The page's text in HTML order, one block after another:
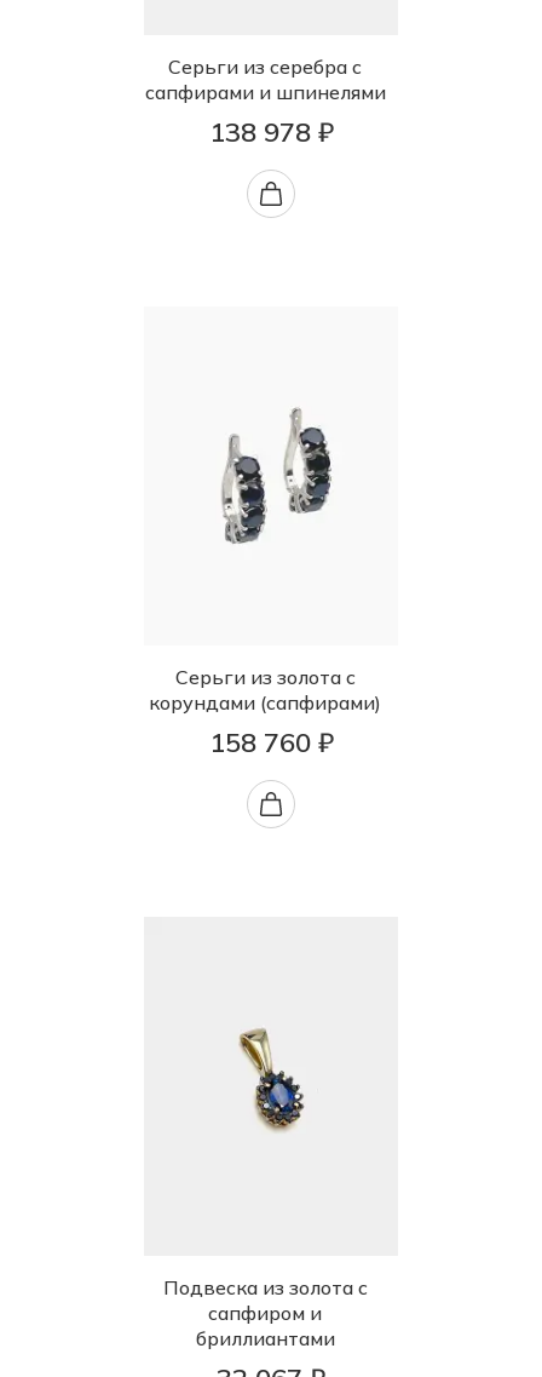
Серьги из серебра с
сапфирами и шпинелями
138 978 ₽
Серьги из золота с
корундами (сапфирами)
158 760 ₽
Подвеска из золота с
сапфиром и
бриллиантами